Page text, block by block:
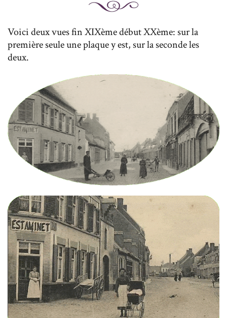
Voici deux vues fin XIXème début XXème: sur la
première seule une plaque y est, sur la seconde les
deux.